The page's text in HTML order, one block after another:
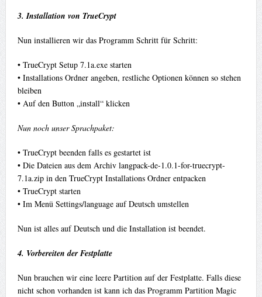
3. Installation von TrueCrypt
Nun installieren wir das Programm Schritt für Schritt:
• TrueCrypt Setup 7.1a.exe starten
• Installations Ordner angeben, restliche Optionen können so stehen
bleiben
• Auf den Button „install“ klicken
Nun noch unser Sprachpaket:
• TrueCrypt beenden falls es gestartet ist
• Die Dateien aus dem Archiv langpack-de-1.0.1-for-truecrypt-
7.1a.zip in den TrueCrypt Installations Ordner entpacken
• TrueCrypt starten
• Im Menü Settings/language auf Deutsch umstellen
Nun ist alles auf Deutsch und die Installation ist beendet.
4. Vorbereiten der Festplatte
Nun brauchen wir eine leere Partition auf der Festplatte. Falls diese
nicht schon vorhanden ist kann ich das Programm Partition Magic